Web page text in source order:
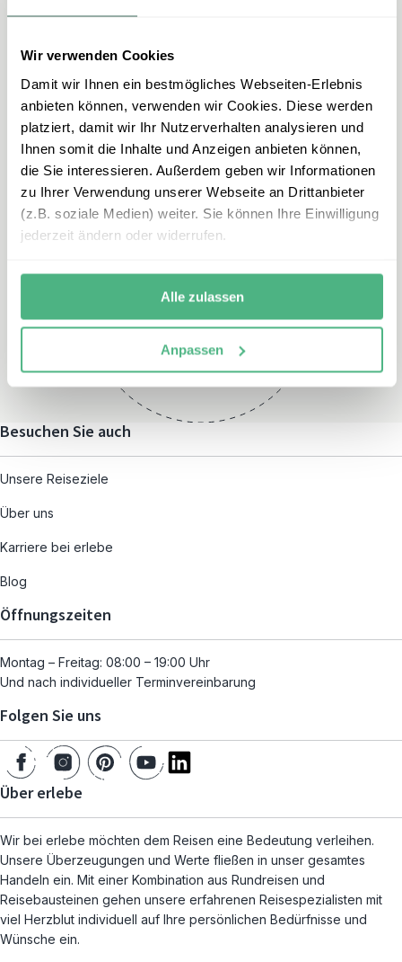
Wir verwenden Cookies
Damit wir Ihnen ein bestmögliches Webseiten-Erlebnis
anbieten können, verwenden wir Cookies. Diese werden
platziert, damit wir Ihr Nutzerverhalten analysieren und
Ihnen somit die Inhalte und Anzeigen anbieten können,
die Sie interessieren. Außerdem geben wir Informationen
zu Ihrer Verwendung unserer Webseite an Drittanbieter
(z.B. soziale Medien) weiter. Sie können Ihre Einwilligung
jederzeit ändern oder widerrufen.
Alle zulassen
Anpassen
E-Mail
thailand-familienreisen@erle
be.de
Montag – Freitag:
und nach individueller
Terminvereinbarung
Besuchen Sie auch
Unsere Reiseziele
Über uns
Karriere bei erlebe
Blog
Öffnungszeiten
Montag – Freitag: 08:00 – 19:00 Uhr
Und nach individueller Terminvereinbarung
Folgen Sie uns
Über erlebe
Wir bei erlebe möchten dem Reisen eine Bedeutung verleihen.
Unsere Überzeugungen und Werte fließen in unser gesamtes
Handeln ein. Mit einer Kombination aus Rundreisen und
Reisebausteinen gehen unsere erfahrenen Reisespezialisten mit
viel Herzblut individuell auf Ihre persönlichen Bedürfnisse und
Wünsche ein.